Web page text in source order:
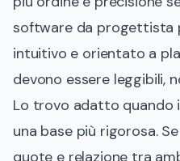
software da progettista
intuitivo e orientato a
devono essere leggibili,
Lo trovo adatto quando
una base più rigorosa.
quote e relazione tra